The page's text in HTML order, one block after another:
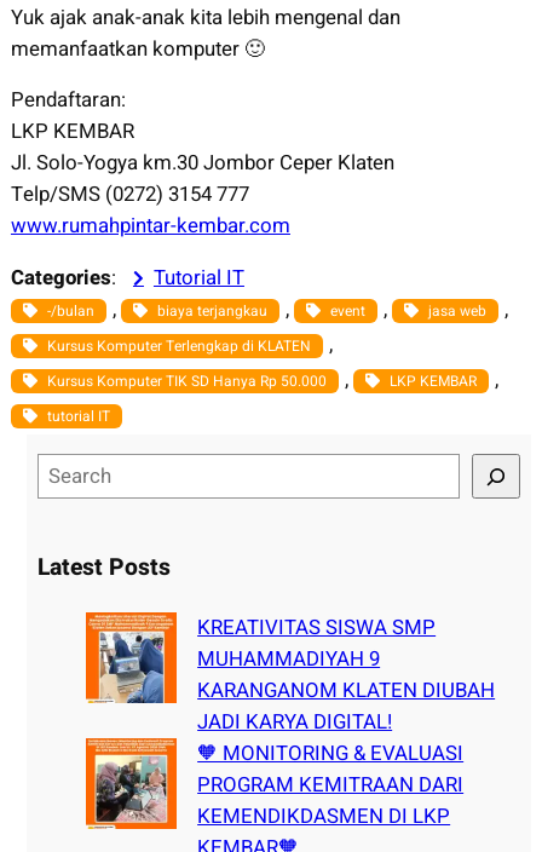
Yuk ajak anak-anak kita lebih mengenal dan
memanfaatkan komputer 🙂
Pendaftaran:
LKP KEMBAR
Jl. Solo-Yogya km.30 Jombor Ceper Klaten
Telp/SMS (0272) 3154 777
www.rumahpintar-kembar.com
Categories: Tutorial IT
-/bulan , biaya terjangkau , event , jasa web ,
Kursus Komputer Terlengkap di KLATEN ,
Kursus Komputer TIK SD Hanya Rp 50.000 , LKP KEMBAR ,
tutorial IT
e
rLatest Posts
KREATIVITAS SISWA SMP
MUHAMMADIYAH 9
KARANGANOM KLATEN DIUBAH
JADI KARYA DIGITAL!
🧡 MONITORING & EVALUASI
PROGRAM KEMITRAAN DARI
KEMENDIKDASMEN DI LKP